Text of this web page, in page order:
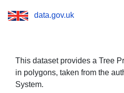
data.gov.uk
This dataset provides a Tree
in polygons, taken from the
System.